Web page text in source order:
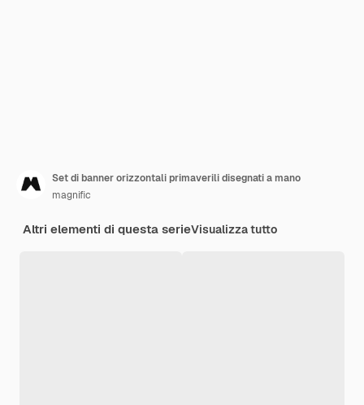
Set di banner orizzontali primaverili disegnati a mano
magnific
Altri elementi di questa serieVisualizza tutto